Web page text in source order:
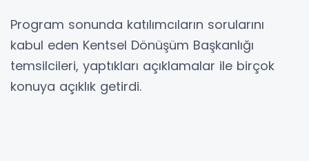
Program sonunda katılımcıların sorularını
kabul eden Kentsel Dönüşüm Başkanlığı
temsilcileri, yaptıkları açıklamalar ile birçok
konuya açıklık getirdi.